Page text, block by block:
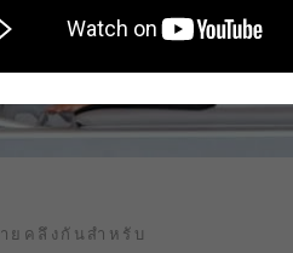
คลึงกันสำหรับ